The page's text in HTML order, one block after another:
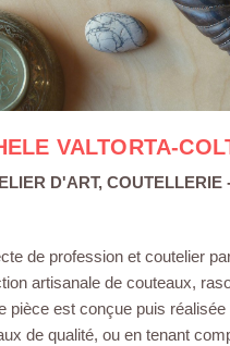
VALTORTA-
D'ART, COUTELLERIE
de profession et coutelier
artisanale de couteaux,
pièce est conçue puis réalisée
de qualité, ou en tenant